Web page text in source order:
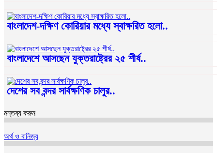
বাংলাদেশ-দক্ষিণ কোরিয়ার মধ্যে স্বাক্ষরিত হলো..
বাংলাদেশে আসছেন যুক্তরাষ্ট্রের ২৫ শীর্ষ..
দেশের সব বন্দর সার্বক্ষণিক চালুর..
মন্তব্য করুন
অর্থ ও বানিজ্য